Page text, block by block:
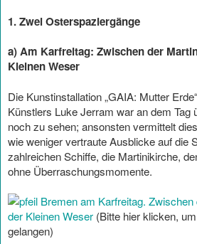
1. Zwei Osterspaziergänge
a) Am Karfreitag: Zwischen der
Kleinen Weser
Die Kunstinstallation „GAIA: Mutter
Künstlers Luke Jerram war an dem Tag
noch zu sehen; ansonsten vermittelt
wie weniger vertraute Ausblicke auf die
zahlreichen Schiffe, die Martinikirche,
ohne Überraschungsmomente.
Bremen am Karfreitag.
der Kleinen Weser (Bitte hier klicken,
gelangen)